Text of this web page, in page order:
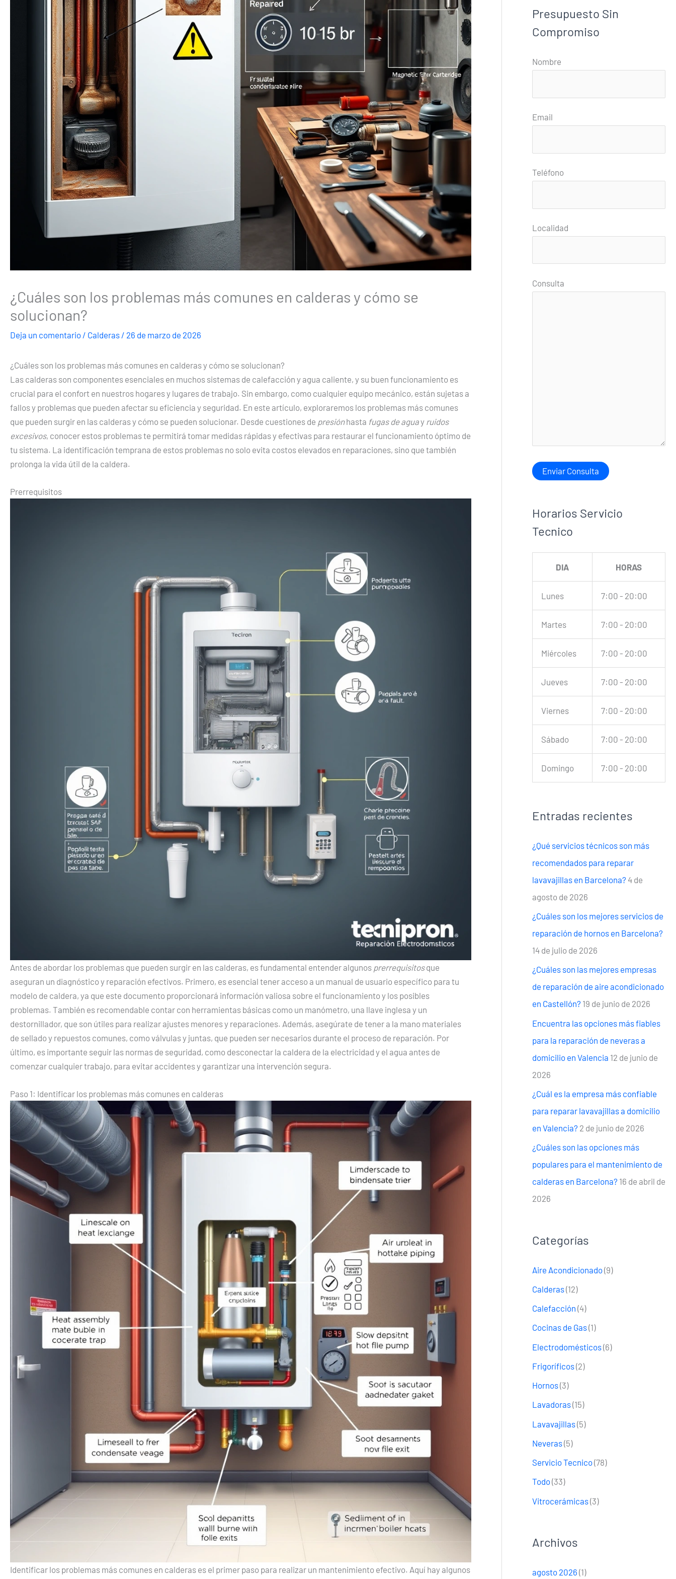
¿Cuáles son los problemas más comunes en calderas y cómo se
solucionan?
Deja un comentario / Calderas / 26 de marzo de 2026
¿Cuáles son los problemas más comunes en calderas y cómo se solucionan?
Las calderas son componentes esenciales en muchos sistemas de calefacción y agua caliente, y su buen funcionamiento es
crucial para el confort en nuestros hogares y lugares de trabajo. Sin embargo, como cualquier equipo mecánico, están sujetas a
fallos y problemas que pueden afectar su eficiencia y seguridad. En este artículo, exploraremos los problemas más comunes
que pueden surgir en las calderas y cómo se pueden solucionar. Desde cuestiones de presiónhasta fugas de aguay ruidos
excesivos, conocer estos problemas te permitirá tomar medidas rápidas y efectivas para restaurar el funcionamiento óptimo de
tu sistema. La identificación temprana de estos problemas no solo evita costos elevados en reparaciones, sino que también
prolonga la vida útil de la caldera.
Prerrequisitos
Antes de abordar los problemas que pueden surgir en las calderas, es fundamental entender algunos prerrequisitosque
aseguran un diagnóstico y reparación efectivos. Primero, es esencial tener acceso a un manual de usuario específico para tu
modelo de caldera, ya que este documento proporcionará información valiosa sobre el funcionamiento y los posibles
problemas. También es recomendable contar con herramientas básicas como un manómetro, una llave inglesa y un
destornillador, que son útiles para realizar ajustes menores y reparaciones. Además, asegúrate de tener a la mano materiales
de sellado y repuestos comunes, como válvulas y juntas, que pueden ser necesarios durante el proceso de reparación. Por
último, es importante seguir las normas de seguridad, como desconectar la caldera de la electricidad y el agua antes de
comenzar cualquier trabajo, para evitar accidentes y garantizar una intervención segura.
Paso 1: Identificar los problemas más comunes en calderas
Identificar los problemas más comunes en calderas es el primer paso para realizar un mantenimiento efectivo. Aquí hay algunos
Presupuesto Sin
Compromiso
Nombre
Email
Teléfono
Localidad
Consulta
Horarios Servicio
Tecnico
DIA HORAS
Lunes 7:00 - 20:00
Martes 7:00 - 20:00
Miércoles 7:00 - 20:00
Jueves 7:00 - 20:00
Viernes 7:00 - 20:00
Sábado 7:00 - 20:00
Domingo 7:00 - 20:00
Entradas recientes
¿Qué servicios técnicos son más
recomendados para reparar
lavavajillas en Barcelona? 4 de
agosto de 2026
¿Cuáles son los mejores servicios de
reparación de hornos en Barcelona?
14 de julio de 2026
¿Cuáles son las mejores empresas
de reparación de aire acondicionado
en Castellón? 19 de junio de 2026
Encuentra las opciones más fiables
para la reparación de neveras a
domicilio en Valencia 12 de junio de
2026
¿Cuál es la empresa más confiable
para reparar lavavajillas a domicilio
en Valencia? 2 de junio de 2026
¿Cuáles son las opciones más
populares para el mantenimiento de
calderas en Barcelona? 16 de abril de
2026
Categorías
Aire Acondicionado(9)
Calderas(12)
Calefacción (4)
Cocinas de Gas(1)
Electrodomésticos(6)
Frigoríficos(2)
Hornos(3)
Lavadoras(15)
Lavavajillas(5)
Neveras(5)
Servicio Tecnico(78)
Todo(33)
Vitrocerámicas(3)
Archivos
agosto 2026 (1)